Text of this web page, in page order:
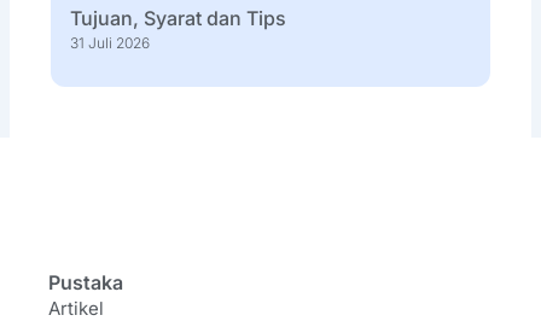
Tujuan, Syarat dan Tips
31 Juli 2026
Pustaka
Artikel